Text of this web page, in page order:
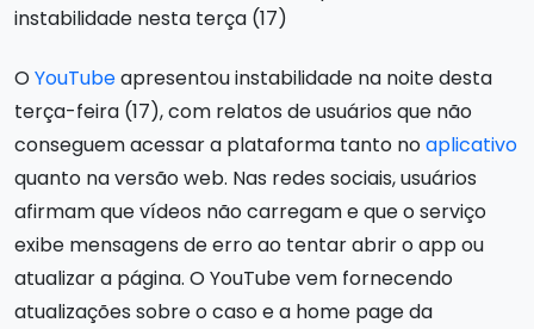
OYouTubeapresentou instabilidade na noite desta
terça-feira (17), com relatos de usuários que não
conseguem acessar a plataforma tanto noaplicativo
quanto na versão web. Nas redes sociais, usuários
afirmam que vídeos não carregam e que o serviço
exibe mensagens de erro ao tentar abrir o app ou
atualizar a página. O YouTube vem fornecendo
atualizações sobre o caso e a home page da